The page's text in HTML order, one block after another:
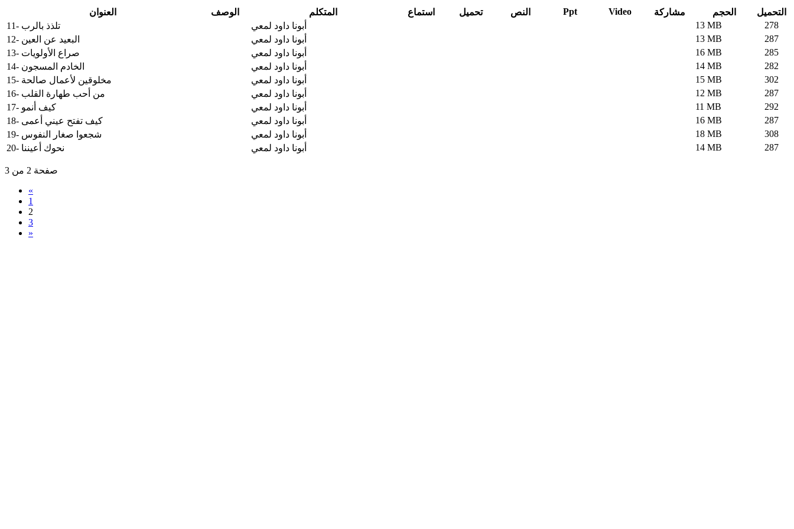
العنوان الوصف المتكلم استماع تحميل النص Ppt Video مشاركة الحجم
التحميل
11- تلذذ بالرب
أبونا داود لمعي 13 MB
278
12- البعيد عن العين
أبونا داود لمعي 13 MB
287
13- صراع الأولويات
أبونا داود لمعي 16 MB
285
14- الخادم المسجون
أبونا داود لمعي 14 MB
282
15- مخلوقين لأعمال صالحة
أبونا داود لمعي 15 MB
302
16- من أحب طهارة القلب
أبونا داود لمعي 12 MB
287
17- كيف أنمو
أبونا داود لمعي 11 MB
292
18- كيف تفتح عيني أعمى
أبونا داود لمعي 16 MB
287
19- شجعوا صغار النفوس
أبونا داود لمعي 18 MB
308
20- نحوك أعيننا
أبونا داود لمعي 14 MB 287
صفحة 2 من 3
«
1
2
3
»